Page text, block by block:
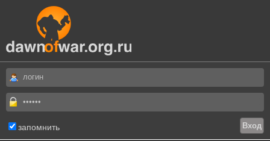
запомнить